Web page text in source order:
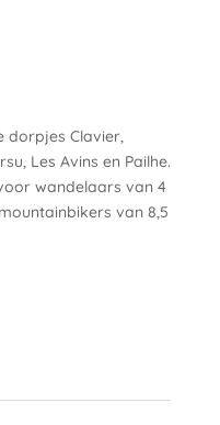
dorpjes Clavier,
Les Avins en Pailhe.
wandelaars van 4
van 8,5